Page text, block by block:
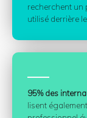
recherchent un
utilisé derrière
95% des
lisent